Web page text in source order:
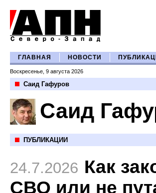
ГЛАВНАЯ НОВОСТИ
Воскресенье, 9 августа 2026
Саид Гафуров
Саид
ПУБЛИКАЦИИ
24.7.2026 Как
СВО или не